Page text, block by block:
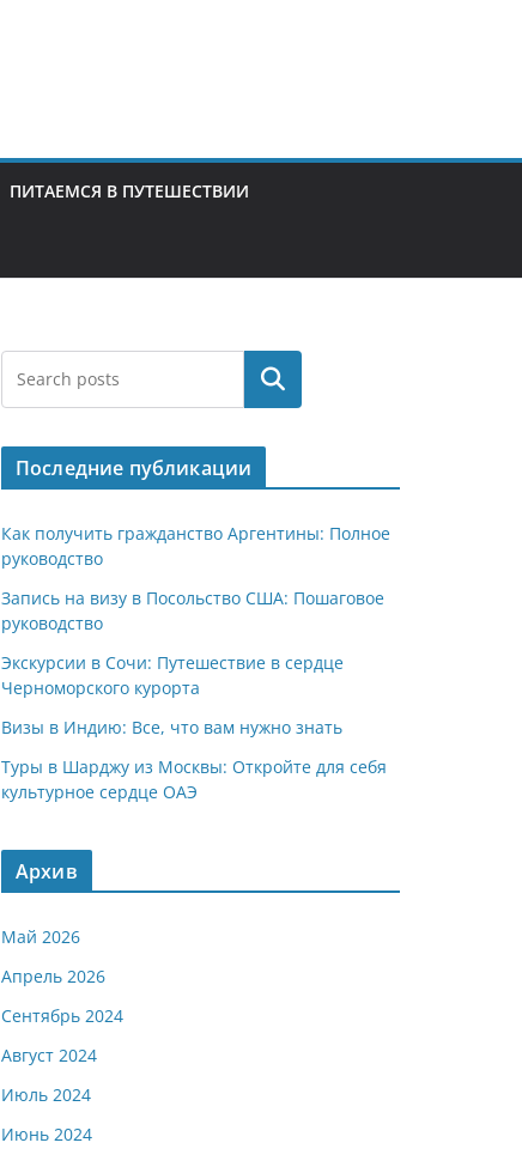
ПИТАЕМСЯ В ПУТЕШЕСТВИИ
Поиск
Последние публикации
Как получить гражданство Аргентины: Полное
руководство
Запись на визу в Посольство США: Пошаговое
руководство
Экскурсии в Сочи: Путешествие в сердце
Черноморского курорта
Визы в Индию: Все, что вам нужно знать
Туры в Шарджу из Москвы: Откройте для себя
культурное сердце ОАЭ
Архив
Май 2026
Апрель 2026
Сентябрь 2024
Август 2024
Июль 2024
Июнь 2024